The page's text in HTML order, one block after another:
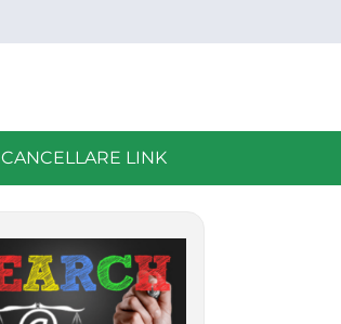
CANCELLARE LINK